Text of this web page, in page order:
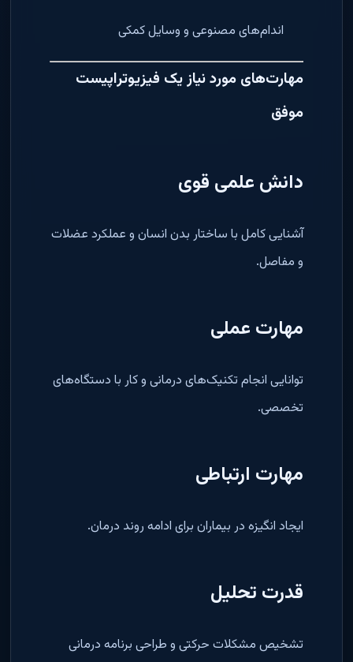
اندام‌های مصنوعی و وسایل کمکی
مهارت‌های مورد نیاز یک فیزیوتراپیست
موفق
دانش علمی قوی
آشنایی کامل با ساختار بدن انسان و عملکرد عضلات
و مفاصل.
مهارت عملی
توانایی انجام تکنیک‌های درمانی و کار با دستگاه‌های
تخصصی.
مهارت ارتباطی
ایجاد انگیزه در بیماران برای ادامه روند درمان.
قدرت تحلیل
تشخیص مشکلات حرکتی و طراحی برنامه درمانی